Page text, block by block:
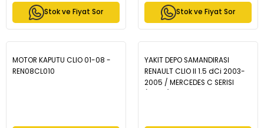
Stok ve Fiyat Sor Stok ve Fiyat Sor
MOTOR KAPUTU CLIO 01-08 -
REN08CL010
YAKIT DEPO SAMANDIRASI
RENAULT CLIO II 1.5 dCi 2003-
2005 / MERCEDES C SERISI